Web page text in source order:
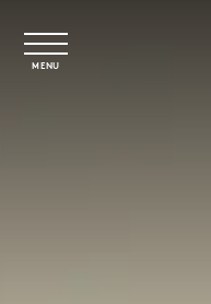
MENU